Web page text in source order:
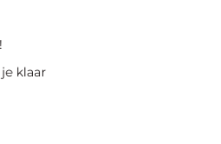
klaar